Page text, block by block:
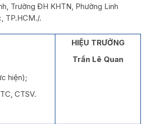
Trường ĐH KHTN, Phường Linh
TP.HCM./.
hiện);
CTSV.
HIỆU TRƯỞNG
Trần Lê Quan